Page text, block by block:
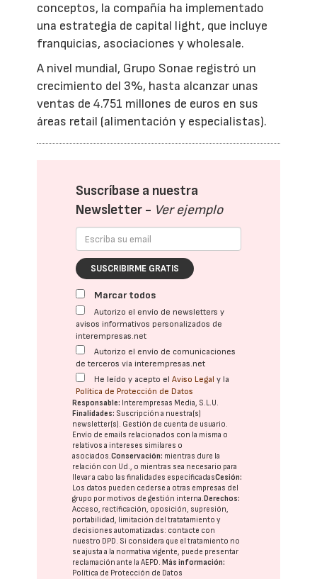
conceptos, la compañía ha implementado
una estrategia de capital light, que incluye
franquicias, asociaciones y wholesale.
A nivel mundial, Grupo Sonae registró un
crecimiento del 3%, hasta alcanzar unas
ventas de 4.751 millones de euros en sus
áreas retail (alimentación y especialistas).
Suscríbase a nuestra
Newsletter - Ver ejemplo
SUSCRIBIRME GRATIS
Marcar todos
Autorizo el envío de newsletters y
avisos informativos personalizados de
interempresas.net
Autorizo el envío de comunicaciones
de terceros vía interempresas.net
He leído y acepto elAviso Legal y la
Política de Protección de Datos
Responsable: Interempresas Media, S.L.U.
Finalidades: Suscripción a nuestra(s)
newsletter(s). Gestión de cuenta de usuario.
Envío de emails relacionados con la misma o
relativos a intereses similares o
asociados.Conservación: mientras dure la
relación con Ud., o mientras sea necesario para
llevar a cabo las finalidades especificadasCesión:
Los datos pueden cederse a otras empresas del
grupo por motivos de gestión interna. Derechos:
Acceso, rectificación, oposición, supresión,
portabilidad, limitación del tratatamiento y
decisiones automatizadas: contacte con
nuestro DPD. Si considera que el tratamiento no
se ajusta a la normativa vigente, puede presentar
reclamación ante laAEPD. Más información:
Política de Protección de Datos